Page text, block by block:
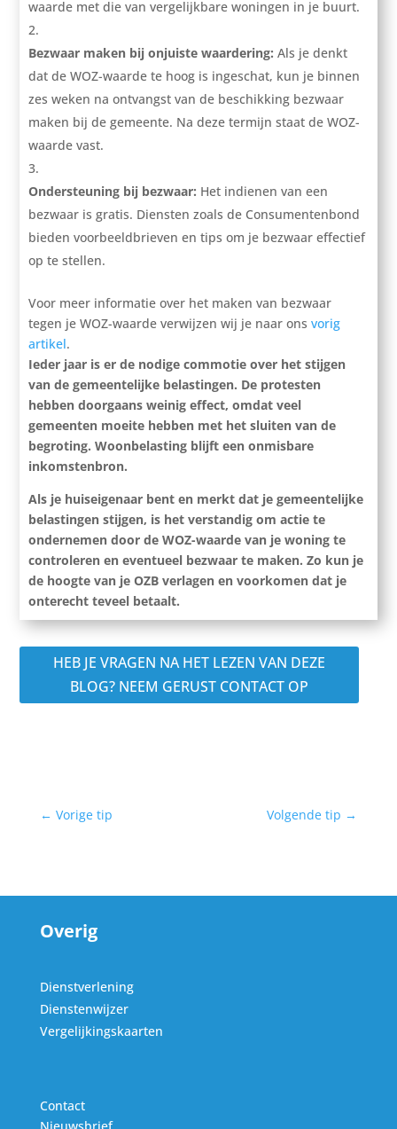
waarde met die van vergelijkbare woningen in je buurt.
Bezwaar maken bij onjuiste waardering: Als je denkt
dat de WOZ-waarde te hoog is ingeschat, kun je binnen
zes weken na ontvangst van de beschikking bezwaar
maken bij de gemeente. Na deze termijn staat de WOZ-
waarde vast.
Ondersteuning bij bezwaar: Het indienen van een
bezwaar is gratis. Diensten zoals de Consumentenbond
bieden voorbeeldbrieven en tips om je bezwaar effectief
op te stellen.
Voor meer informatie over het maken van bezwaar
tegen je WOZ-waarde verwijzen wij je naar onsvorig
artikel.
Ieder jaar is er de nodige commotie over het stijgen
van de gemeentelijke belastingen. De protesten
hebben doorgaans weinig effect, omdat veel
gemeenten moeite hebben met het sluiten van de
begroting. Woonbelasting blijft een onmisbare
inkomstenbron.
Als je huiseigenaar bent en merkt dat je gemeentelijke
belastingen stijgen, is het verstandig om actie te
ondernemen door de WOZ-waarde van je woning te
controleren en eventueel bezwaar te maken. Zo kun je
de hoogte van je OZB verlagen en voorkomen dat je
onterecht teveel betaalt.
HEB JE VRAGEN NA HET LEZEN VAN DEZE
BLOG? NEEM GERUST CONTACT OP
← Vorige tip Volgende tip →
Overig
Dienstverlening
Dienstenwijzer
Vergelijkingskaarten
Contact